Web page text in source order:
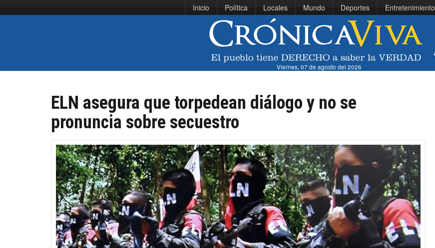
Inicio Política Locales Mundo Deportes Entretenimiento
Viernes, 07 de agosto del 2026
ELN asegura que torpedean diálogo y no se
pronuncia sobre secuestro